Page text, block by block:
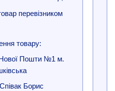
перевізником
товару:
Нової Пошти №1 м.
Борис